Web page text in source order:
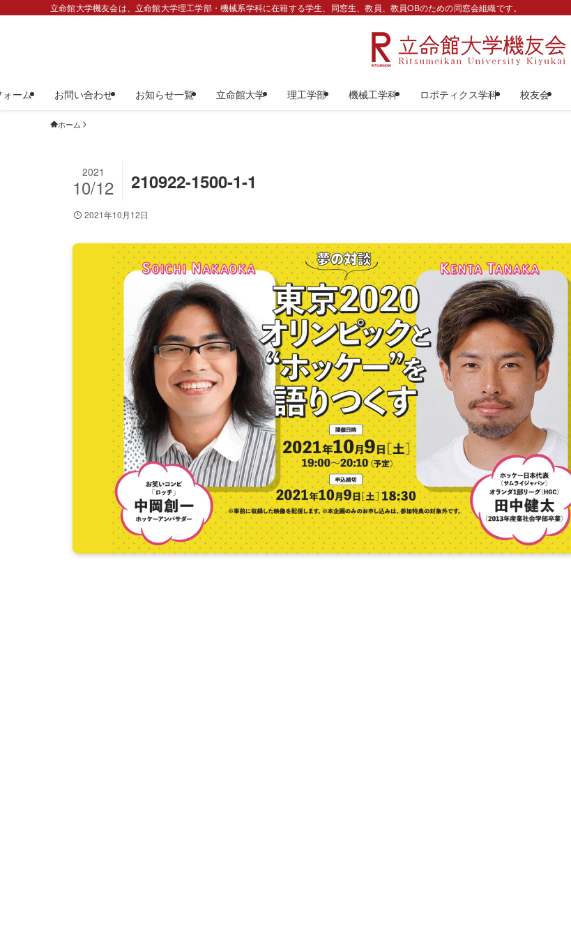
立命館大学機友会は、立命館大学理工学部・機械系学科に在籍する学生、同窓生、教員、教員OBのための同窓会組織です。
ーム お問い合わせ お知らせ一覧 立命館大学 理工学部 機械工学科 ロボティクス学科 校友会
ホーム
210922-1500-1-1
2021
10/12
2021年10月12日